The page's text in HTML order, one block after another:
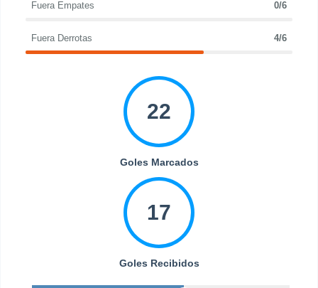
Fuera Empates 0/6
Fuera Derrotas 4/6
22
Goles Marcados
17
Goles Recibidos